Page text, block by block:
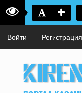
Войти Регистрация